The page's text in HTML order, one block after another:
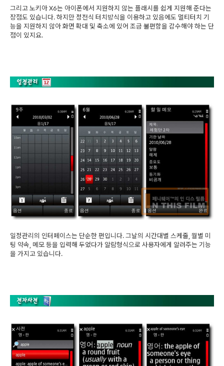
그리고 노키아 X6는 아이폰에서 지원하지 않는 플래시를 쉽게 지원해 준다는
장점도 있습니다. 하지만 정전식 터치방식을 이용하고 있음에도 멀티터치 기
능을 지원하지 않아 화면 확대 및 축소에 있어 조금 불편함을 감수해야 하는 단
점이 있지요.
일정관리의 인터페이스는 단순한 편입니다. 그날의 시간대별 스케줄, 월별 미
팅 약속, 메모 등을 입력해 두었다가 알람형식으로 사용자에게 알려주는 기능
을 가지고 있습니다.